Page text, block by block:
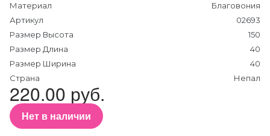
Материал
Благовония
Артикул
02693
Размер Высота
150
Размер Длина
40
Размер Ширина
40
Страна
Непал
220.00 руб.
Нет в наличии